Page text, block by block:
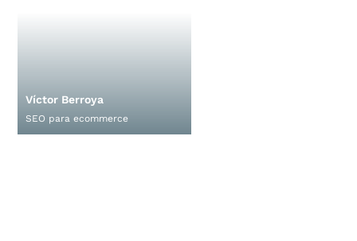
Víctor Berroya
SEO para ecommerce